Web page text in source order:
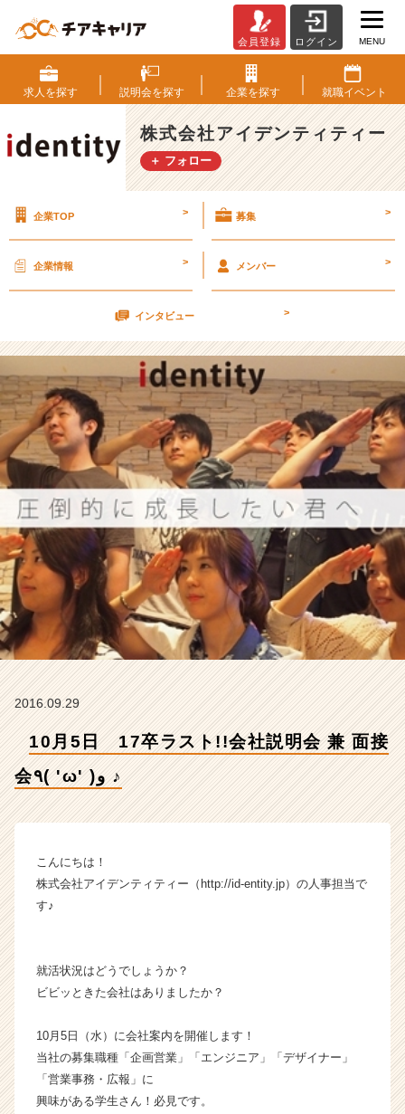
0
月
5
日
1
7
ト!!
説
明
兼
面
接
会
٩
(
'ω'
)
و
♪
【株
式
社
ア
デ
テ
ィ
イ
チ
ャ
成
長
企
業
会員登録 ログイン MENU
求人を探す 説明会を探す 企業を探す 就職イベント
株式会社アイデンティティー
＋ フォロー
企業TOP > 募集 >
企業情報 > メンバー >
インタビュー >
2016.09.29
10月5日 17卒ラスト!!会社説明会 兼 面接
会٩( 'ω' )و ♪
こんにちは！
株式会社アイデンティティー（http://id-entity.jp）の人事担当で
す♪
就活状況はどうでしょうか？
ビビッときた会社はありましたか？
10月5日（水）に会社案内を開催します！
当社の募集職種「企画営業」「エンジニア」「デザイナー」
「営業事務・広報」に
興味がある学生さん！必見です。